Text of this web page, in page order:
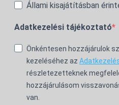
Állami kisajátításban
Adatkezelési tájékoztató
Önkéntesen hozzájárulok
kezeléséhez az
részletezetteknek
hozzájárulásom
van.